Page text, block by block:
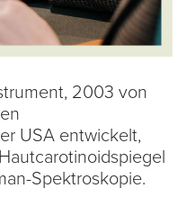
2003 von
USA entwickelt,
Spektroskopie.